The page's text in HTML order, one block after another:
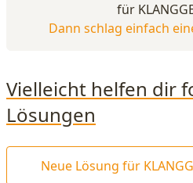
für
Dann schlag einfach
Vielleicht helfen dir
Lösungen
Neue Lösung für